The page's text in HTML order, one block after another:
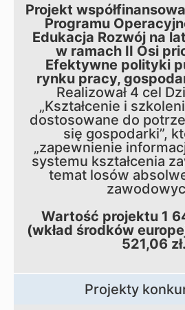
Projekt
Programu
Edukacja Rozwój na
w ramach II Osi
Efektywne polityki
rynku pracy,
Realizował 4 cel
„Kształcenie i
dostosowane do
się gospodarki”,
„zapewnienie
systemu kształcenia
temat losów
Wartość projektu 1
(wkład środków
521,06 zł.
Projekty